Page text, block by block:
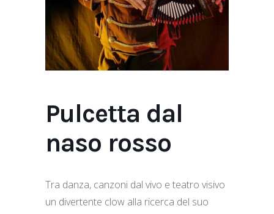
Pulcetta dal
naso rosso
Tra danza, canzoni dal vivo e teatro visivo
un divertente clow alla ricerca del suo